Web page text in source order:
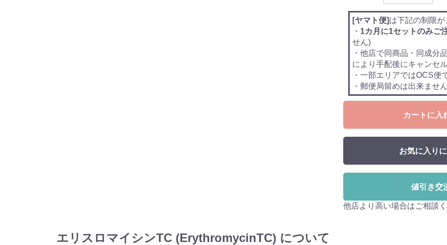
[ヤマト便]は下記の制限
・ 1カ月に1セットのみご
せん)
・他店で同商品・同成分
により手配後にキャンセ
・一部エリアではOCS便
・郵便局留めは出来ません
カートに入
お気に入り
値引き交
他店より高い場合はご相談
エリスロマイシンTC (ErythromycinTC) について